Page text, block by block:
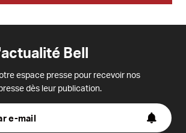
Bell
espace presse pour recevoir nos
dès leur publication.
e-mail